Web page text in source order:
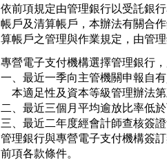
依前項規定由管理銀行以受託銀
帳戶及清算帳戶，本辦法有關合
算帳戶之管理與作業規定，由管理
專營電子支付機構選擇管理銀行，
一、最近一季向主管機關申報自
本適足性及資本等級管理辦法
二、最近三個月平均逾放比率低於
三、最近二年度經會計師查核簽證
管理銀行與專營電子支付機構簽
前項各款條件。